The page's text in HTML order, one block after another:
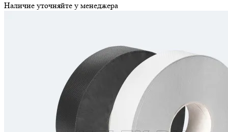
Наличие уточняйте у менеджера